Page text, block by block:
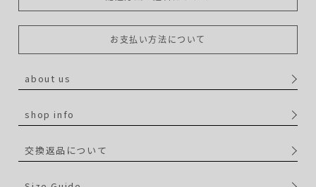
お支払い方法について
about us
shop info
交換返品について